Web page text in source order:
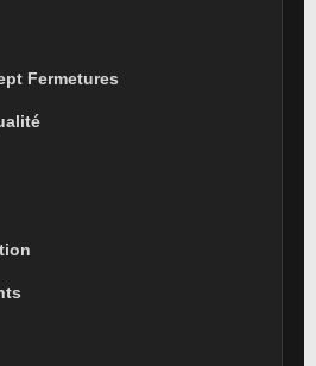
Fermetures